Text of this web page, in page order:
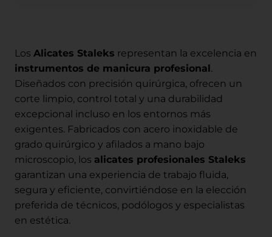
Los Alicates Staleks representan la excelencia en
instrumentos de manicura profesional .
Diseñados con precisión quirúrgica, ofrecen un
corte limpio, control total y una durabilidad
excepcional incluso en los entornos más
exigentes. Fabricados con acero inoxidable de
grado quirúrgico y afilados a mano bajo
microscopio, los alicates profesionales Staleks
garantizan una experiencia de trabajo fluida,
segura y eficiente, convirtiéndose en la elección
preferida de técnicos, podólogos y especialistas
en estética.